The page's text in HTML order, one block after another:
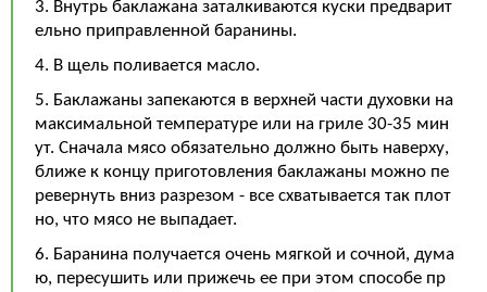
3. Внутрь баклажана заталкиваются куски предварит
ельно приправленной баранины.
4. В щель поливается масло.
5. Баклажаны запекаются в верхней части духовки на
максимальной температуре или на гриле 30-35 мин
ут. Сначала мясо обязательно должно быть наверху,
ближе к концу приготовления баклажаны можно пе
ревернуть вниз разрезом - все схватывается так плот
но, что мясо не выпадает.
6. Баранина получается очень мягкой и сочной, дума
ю, пересушить или прижечь ее при этом способе пр